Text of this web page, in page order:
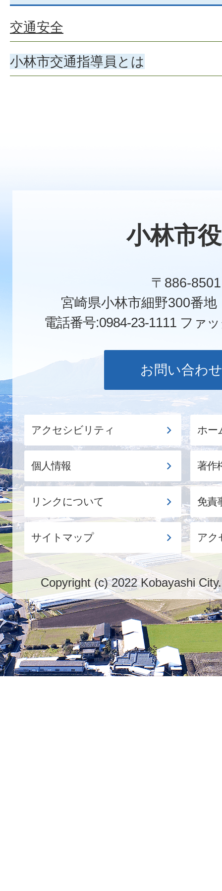
交通安全
小林市交通指導員とは
小林市
〒886-8501
宮崎県小林市細野300番
電話番号:0984-23-1111 ファ
お問い合わせ
アクセシビリティ ホー
個人情報 著作
リンクについて 免責
サイトマップ アク
Copyright (c) 2022 Kobayashi